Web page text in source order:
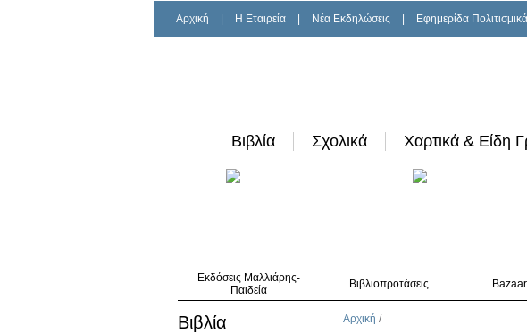
Αρχική H Εταιρεία Νέα Εκδηλώσεις Εφημερίδα Πολιτισμικά
Βιβλία Σχολικά Χαρτικά & Είδη
Εκδόσεις Μαλλιάρης-
Παιδεία
Βιβλιοπροτάσεις
Βιβλία Αρχική /